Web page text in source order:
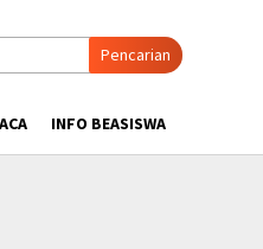
Pencarian
INFO BEASISWA